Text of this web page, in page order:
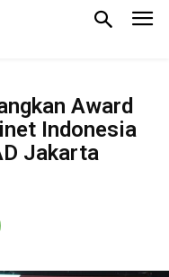
Award
Indonesia
Jakarta